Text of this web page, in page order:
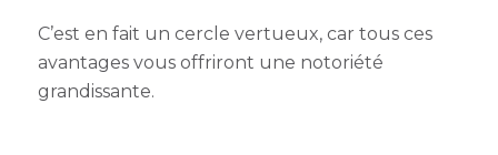
C’est en fait un cercle vertueux, car tous ces
avantages vous offriront une notoriété
grandissante.